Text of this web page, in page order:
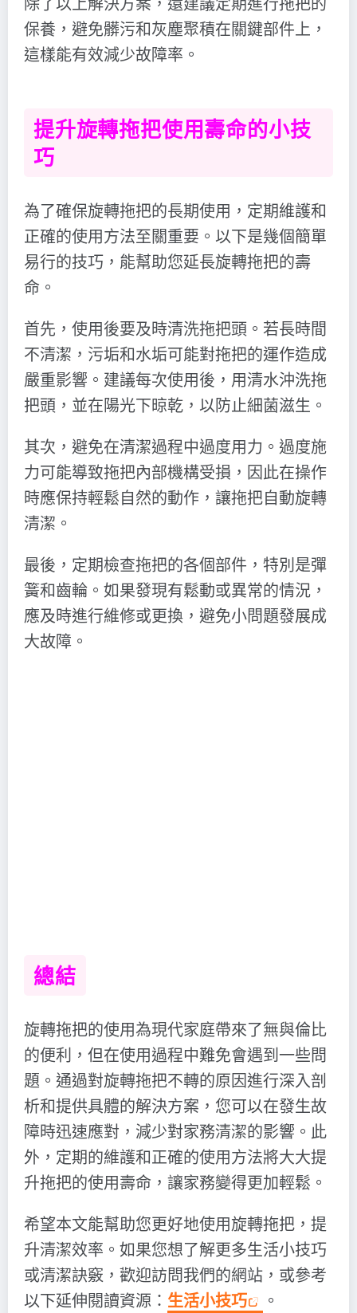
保養，避免髒污和灰塵聚積在關鍵部件上，
這樣能有效減少故障率。
提升旋轉拖把使用壽命的小技
巧
為了確保旋轉拖把的長期使用，定期維護和
正確的使用方法至關重要。以下是幾個簡單
易行的技巧，能幫助您延長旋轉拖把的壽
命。
首先，使用後要及時清洗拖把頭。若長時間
不清潔，污垢和水垢可能對拖把的運作造成
嚴重影響。建議每次使用後，用清水沖洗拖
把頭，並在陽光下晾乾，以防止細菌滋生。
其次，避免在清潔過程中過度用力。過度施
力可能導致拖把內部機構受損，因此在操作
時應保持輕鬆自然的動作，讓拖把自動旋轉
清潔。
最後，定期檢查拖把的各個部件，特別是彈
簧和齒輪。如果發現有鬆動或異常的情況，
應及時進行維修或更換，避免小問題發展成
大故障。
總結
旋轉拖把的使用為現代家庭帶來了無與倫比
的便利，但在使用過程中難免會遇到一些問
題。通過對旋轉拖把不轉的原因進行深入剖
析和提供具體的解決方案，您可以在發生故
障時迅速應對，減少對家務清潔的影響。此
外，定期的維護和正確的使用方法將大大提
升拖把的使用壽命，讓家務變得更加輕鬆。
希望本文能幫助您更好地使用旋轉拖把，提
升清潔效率。如果您想了解更多生活小技巧
或清潔訣竅，歡迎訪問我們的網站，或參考
以下延伸閱讀資源： 生活小技巧 。